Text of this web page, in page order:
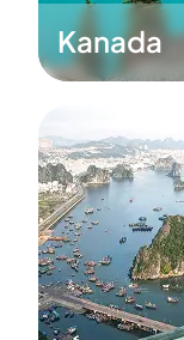
Kanada